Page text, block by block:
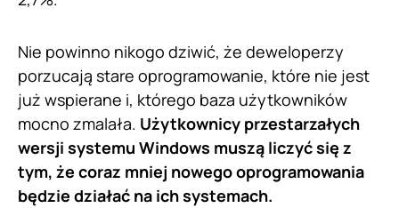
Nie powinno nikogo dziwić, że deweloperzy
porzucają stare oprogramowanie, które nie jest
już wspierane i, którego baza użytkowników
mocno zmalała. Użytkownicy przestarzałych
wersji systemu Windows muszą liczyć się z
tym, że coraz mniej nowego oprogramowania
będzie działać na ich systemach.